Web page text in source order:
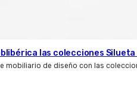
las colecciones Silueta
mobiliario de diseño con las